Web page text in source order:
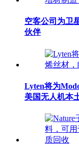
空客公司为卫
伙伴
Lyten将为
美国无人机本